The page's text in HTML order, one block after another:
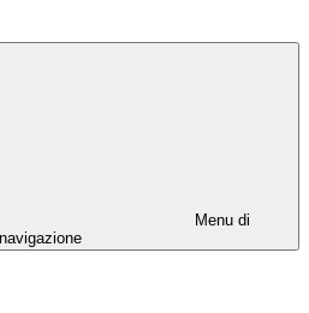
Menu di
navigazione